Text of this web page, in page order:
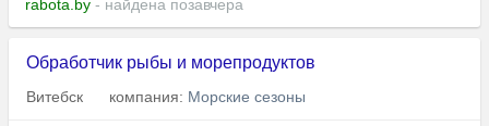
rabota.by - найдена позавчера
Обработчик рыбы и морепродуктов
Витебск компания: Морские сезоны